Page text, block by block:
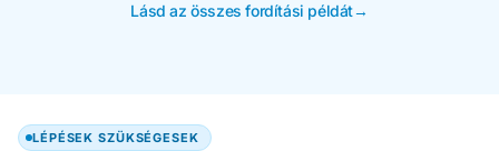
Lásd az összes fordítási példát→
LÉPÉSEK SZÜKSÉGESEK